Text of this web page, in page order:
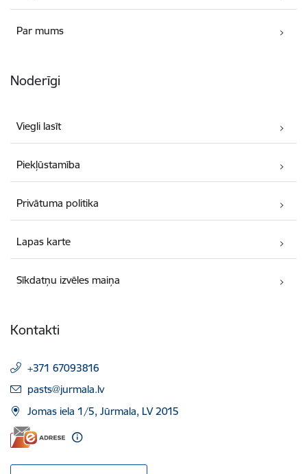
Par mums
Noderīgi
Viegli lasīt
Piekļūstamība
Privātuma politika
Lapas karte
Sīkdatņu izvēles maiņa
Kontakti
+371 67093816
E-pasts:
pasts@jurmala.lv
Jomas iela 1/5, Jūrmala, LV 2015